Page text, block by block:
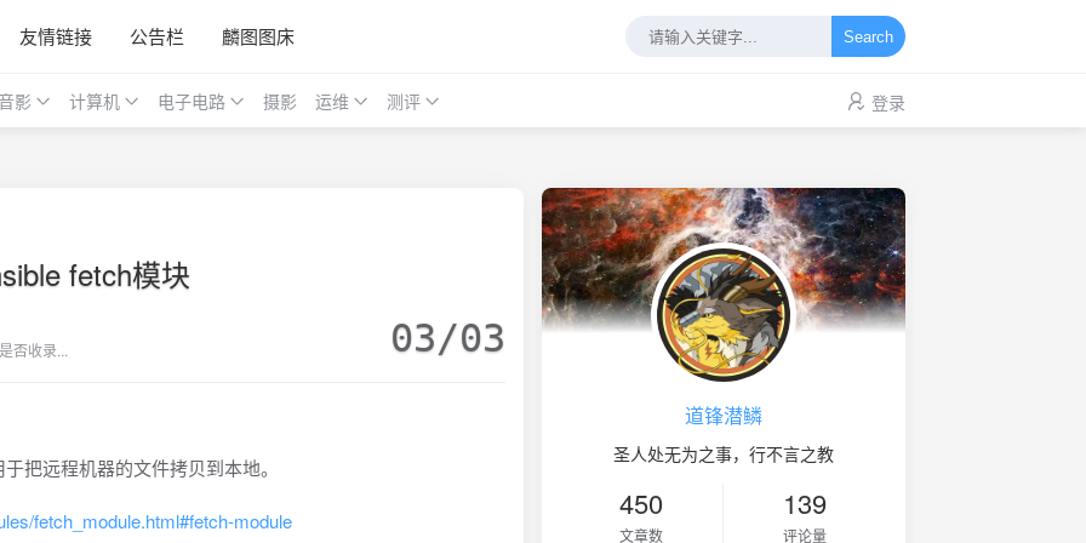
友情链接 公告栏 麟图图床 Search
影 计算机 电子电路 摄影 运维 测评 登录
fetch模块
否收录... 03/03
把远程机器的文件拷贝到本地。
fetch_module.html#fetch-module
道锋潜鳞
圣人处无为之事，行不言之教
450
文章数
139
评论量